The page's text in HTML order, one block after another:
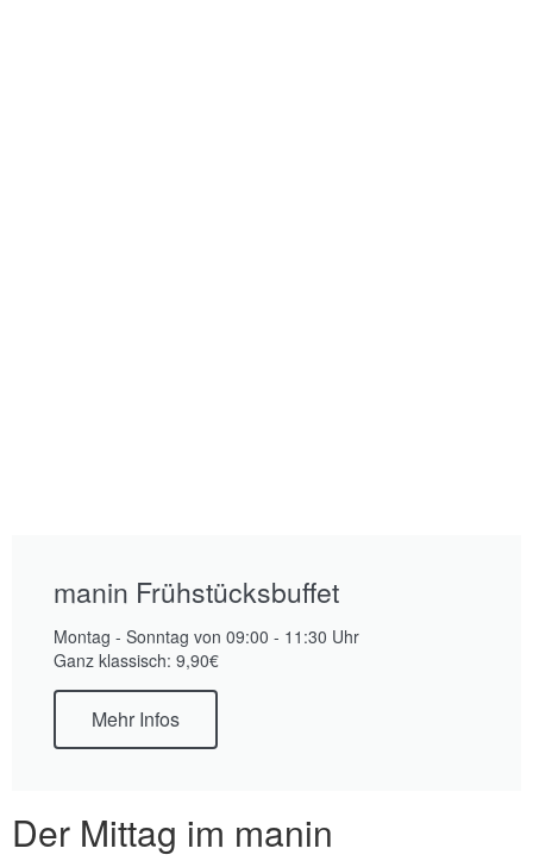
manin Frühstücksbuffet
Montag - Sonntag von 09:00 - 11:30 Uhr
Ganz klassisch: 9,90€
Mehr Infos
Der Mittag im manin